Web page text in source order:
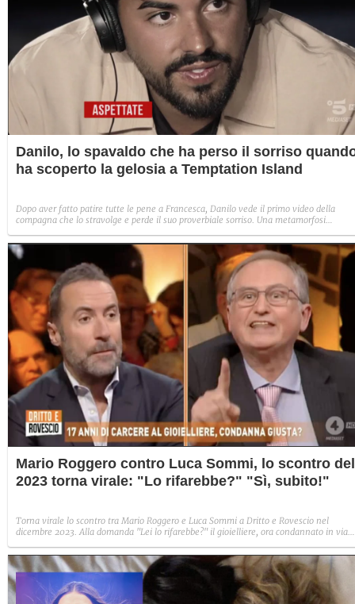
Danilo, lo spavaldo che ha perso il sorriso
ha scoperto la gelosia a Temptation Island
Dopo aver fatto patire tutte le pene a Francesca, Danilo vede il primo video della
compagna che lo stravolge e perde il suo proverbiale sorriso. Una metamorfosi
Mario Roggero contro Luca Sommi, lo scontro del
2023 torna virale: "Lo rifarebbe?" "Sì, subito!"
Torna virale lo scontro tra Mario Roggero e Luca Sommi a Dritto e Rovescio nel
dicembre 2023. Alla domanda "Lei lo rifarebbe?" il gioielliere, ora condannato in via